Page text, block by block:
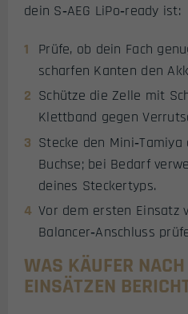
dein S‑AEG LiPo‑ready ist:
Prüfe, ob dein Fach
scharfen Kanten den
Schütze die Zelle mit
Klettband gegen
Stecke den
Buchse; bei Bedarf
deines Steckertyps.
Vor dem ersten Einsatz
Balancer‑Anschluss
WAS KÄUFER
EINSÄTZEN